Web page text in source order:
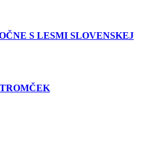
S LESMI SLOVENSKEJ